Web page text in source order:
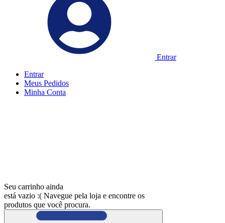
Entrar
Entrar
Meus Pedidos
Minha Conta
Seu carrinho ainda
está vazio :( Navegue pela loja e encontre os
produtos que você procura.